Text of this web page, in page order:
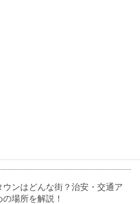
ウンはどんな街？治安・交通ア
場所を解説！